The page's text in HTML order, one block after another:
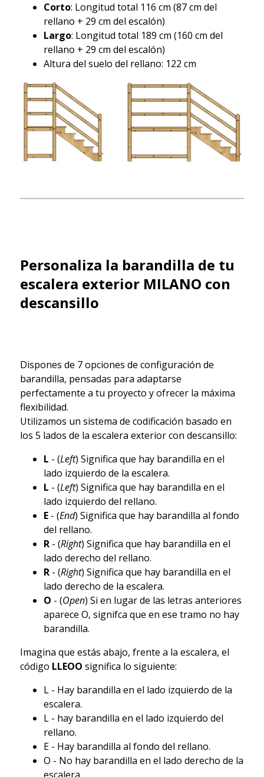
Corto: Longitud total 116 cm (87 cm del
rellano + 29 cm del escalón)
Largo: Longitud total 189 cm (160 cm del
rellano + 29 cm del escalón)
Altura del suelo del rellano: 122 cm
Personaliza la barandilla de tu
escalera exterior MILANO con
descansillo
Dispones de 7 opciones de configuración de
barandilla, pensadas para adaptarse
perfectamente a tu proyecto y ofrecer la máxima
flexibilidad.
Utilizamos un sistema de codificación basado en
los 5 lados de la escalera exterior con descansillo:
L - (Left) Significa que hay barandilla en el
lado izquierdo de la escalera.
L - (Left) Significa que hay barandilla en el
lado izquierdo del rellano.
E - (End) Significa que hay barandilla al fondo
del rellano.
R - (Right) Significa que hay barandilla en el
lado derecho del rellano.
R - (Right) Significa que hay barandilla en el
lado derecho de la escalera.
O - (Open) Si en lugar de las letras anteriores
aparece O, signifca que en ese tramo no hay
barandilla.
Imagina que estás abajo, frente a la escalera, el
código LLEOO significa lo siguiente:
L - Hay barandilla en el lado izquierdo de la
escalera.
L - hay barandilla en el lado izquierdo del
rellano.
E - Hay barandilla al fondo del rellano.
O - No hay barandilla en el lado derecho de la